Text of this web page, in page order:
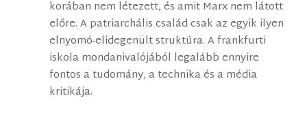
korában nem létezett, és amit Marx nem látott
előre. A patriarchális család csak az egyik ilyen
elnyomó-elidegenült struktúra. A frankfurti
iskola mondanivalójából legalább ennyire
fontos a tudomány, a technika és a média
kritikája.